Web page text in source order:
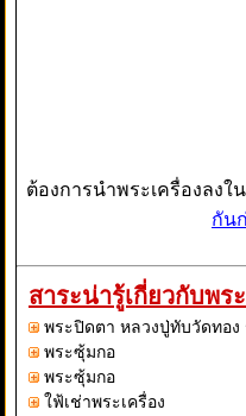
ต้องการนำพระเครื่องลงใ
กัน
สาระน่ารู้เกี่ยวกับพร
พระปิดตา หลวงปู่ทับวัดทอง
พระซุ้มกอ
พระซุ้มกอ
ใฟ้เช่าพระเครื่อง